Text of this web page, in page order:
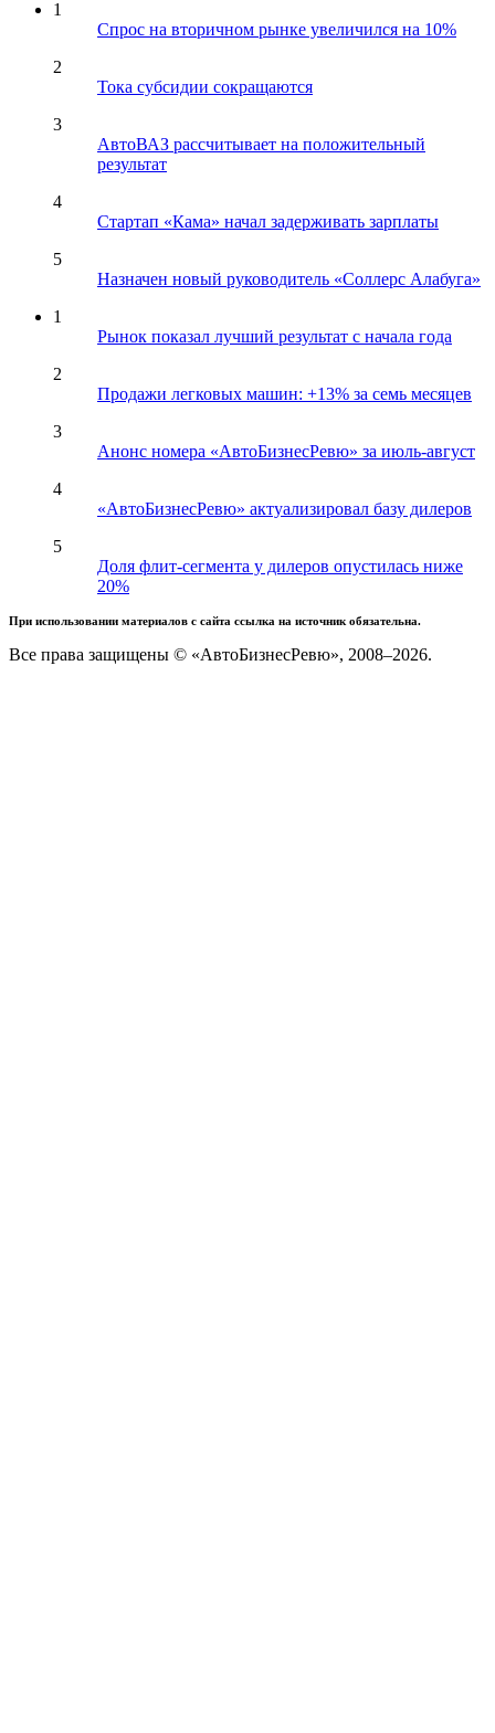
1
Спрос на вторичном рынке увеличился на 10%
2
Тока субсидии сокращаются
3
АвтоВАЗ рассчитывает на положительный
результат
4
Стартап «Кама» начал задерживать зарплаты
5
Назначен новый руководитель «Соллерс Алабуга»
1
Рынок показал лучший результат с начала года
2
Продажи легковых машин: +13% за семь месяцев
3
Анонс номера «АвтоБизнесРевю» за июль-август
4
«АвтоБизнесРевю» актуализировал базу дилеров
5
Доля флит-сегмента у дилеров опустилась ниже
20%
При использовании материалов с сайта ссылка на источник обязательна.
Все права защищены © «АвтоБизнесРевю», 2008–2026.